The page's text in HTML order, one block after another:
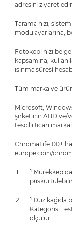
adresini ziyaret
Tarama hızı,
modu ayarlarına,
Fotokopi hızı
kapsamına,
ısınma süresi
Tüm marka ve
Microsoft,
şirketinin ABD ve/
tescilli ticari
ChromaLife100+
europe.com/
¹ Mürekkep
püskürtülebilir
¹ Düz kağıda
Kategorisi
ölçülür.